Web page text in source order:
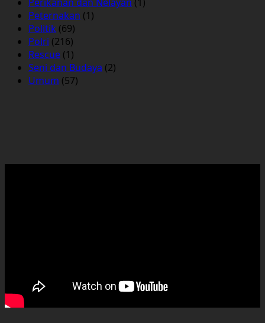
Peternakan (1)
Politik (69)
Polri (216)
Rescue (1)
Seni dan Budaya (2)
Umum (57)